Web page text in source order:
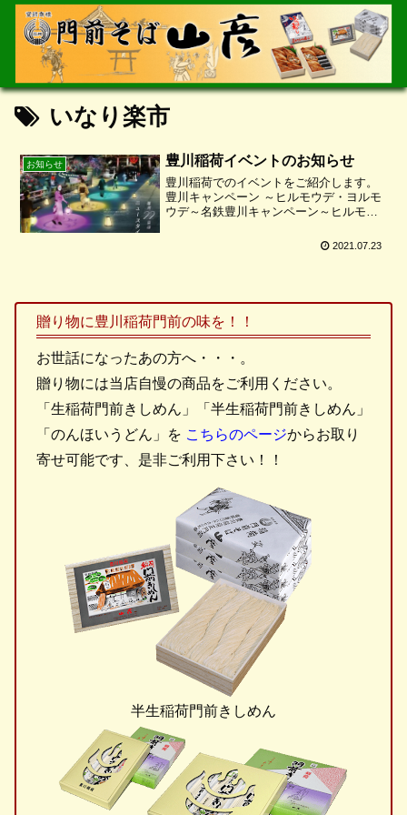
いなり楽市
お知らせ 豊川稲荷イベントのお知らせ
豊川稲荷でのイベントをご紹介します。
豊川キャンペーン ～ヒルモウデ・ヨルモ
ウデ～名鉄豊川キャンペーン～ヒルモウ
寺社の御朱印巡りと涼を感じるスイーツ
2021.07.23
贈り物に豊川稲荷門前の味を！！
お世話になったあの方へ・・・。
贈り物には当店自慢の商品をご利用ください。
「生稲荷門前きしめん」「半生稲荷門前きしめん」
「のんほいうどん」を こちらのページからお取り
寄せ可能です、是非ご利用下さい！！
半生稲荷門前きしめん